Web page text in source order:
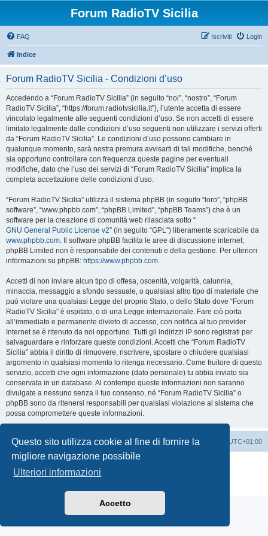
Questo sito utilizza cookie al fine di fornire la
migliore navigazione possibile
Ulteriori informazioni
Accetto
Forum RadioTV Sicilia
FAQ Login
Iscriviti
Indice
Forum RadioTV Sicilia - Condizioni d’uso
Accedendo a “Forum RadioTV Sicilia” (in seguito “noi”, “nostro”, “Forum
RadioTV Sicilia”, “https://forum.radiotvsicilia.it”), l’utente accetta di essere
vincolato legalmente alle seguenti condizioni d’uso. Se non accetti di essere
limitato legalmente dalle condizioni d’uso seguenti non utilizzare i servizi offerti
da “Forum RadioTV Sicilia”. Le condizioni d’uso possono cambiare in
qualunque momento, sarà nostra premura avvisarti di tali modifiche, benché
sia opportuno controllare con frequenza queste pagine per eventuali
modifiche, dato che l’uso dei servizi di “Forum RadioTV Sicilia” implica la
completa accettazione delle condizioni d’uso.
“Forum RadioTV Sicilia” utilizza il sistema phpBB (in seguito “loro”, “phpBB
software”, “www.phpbb.com”, “phpBB Limited”, “phpBB Teams”) che è un
software per la creazione di comunità web rilasciata sotto “
GNU General Public License v2” (in seguito “GPL”) liberamente scaricabile da
www.phpbb.com. Il software phpBB facilita le aree di discussione internet;
phpBB Limited non è responsabile dei contenuti e della gestione. Per ulteriori
informazioni su phpBB: https://www.phpbb.com.
Accetti di non inviare alcun tipo di offesa, oscenità, volgarità, calunnia,
minaccia, messaggio a sfondo sessuale, o qualsiasi altro tipo di materiale che
può violare una qualsiasi Legge del proprio Stato, o dello Stato dove “Forum
RadioTV Sicilia” è ospitato, o di una Legge internazionale. Fare ciò porta
all’immediato e permanente divieto di accesso, con notifica al tuo provider
Internet se è ritenuto da noi opportuno. Tutti gli indirizzi IP sono registrati per
salvaguardare e rinforzare queste condizioni. Accetti che “Forum RadioTV
Sicilia” abbia il diritto di rimuovere, riscrivere, spostare o chiudere qualsiasi
argomento in qualsiasi momento lo ritenga necessario. Come fruitore di questo
servizio, accetti che ogni informazione (dato personale) tu abbia inviato sia
conservata in un database. Al contempo queste informazioni non saranno
divulgate a nessuno senza il tuo consenso, né “Forum RadioTV Sicilia” o
phpBB sono da ritenersi responsabili per qualsiasi violazione al sistema che
possa compromettere queste informazioni.
Indice Tutti gli orari sono UTC+01:00
Cancella cookie
Contattaci
Creato da phpBB
Traduzione Italiana